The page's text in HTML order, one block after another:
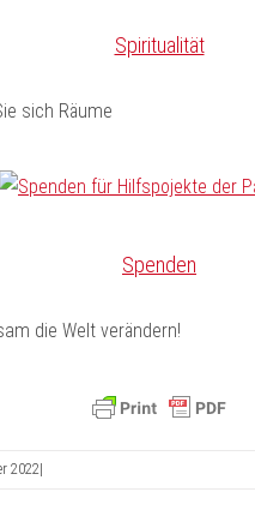
Spiritualität
sich Räume
Spenden
die Welt verändern!
2022